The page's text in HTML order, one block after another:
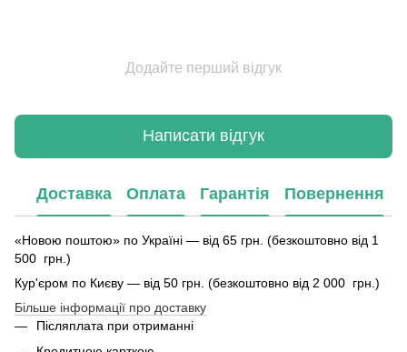
Додайте перший відгук
Написати відгук
Доставка Оплата Гарантія Повернення
«Новою поштою» по Україні — від 65 грн. (безкоштовно від 1
500 грн.)
Кур'єром по Києву — від 50 грн. (безкоштовно від 2 000 грн.)
Більше інформації про доставку
Післяплата при отриманні